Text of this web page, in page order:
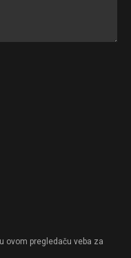
ovom pregledaču veba za